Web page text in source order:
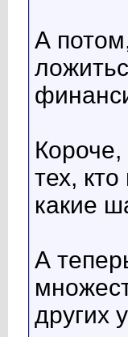
А
тех,
какие
А
других